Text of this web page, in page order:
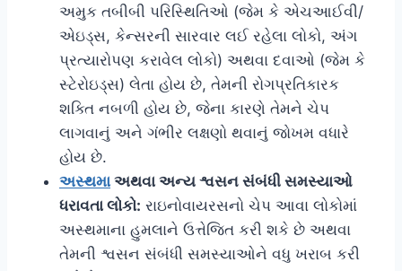
અમુક તબીબી પરિસ્થિતિઓ (જેમ કે એચઆઈવી/
એઇડ્સ, કેન્સરની સારવાર લઈ રહેલા લોકો, અંગ
પ્રત્યારોપણ કરાવેલ લોકો) અથવા દવાઓ (જેમ કે
સ્ટેરોઇડ્સ) લેતા હોય છે, તેમની રોગપ્રતિકારક
શક્તિ નબળી હોય છે, જેના કારણે તેમને ચેપ
લાગવાનું અને ગંભીર લક્ષણો થવાનું જોખમ વધારે
હોય છે.
અસ્થમાઅથવા અન્ય શ્વસન સંબંધી સમસ્યાઓ
ધરાવતા લોકો: રાઇનોવાયરસનો ચેપ આવા લોકોમાં
અસ્થમાના હુમલાને ઉત્તેજિત કરી શકે છે અથવા
તેમની શ્વસન સંબંધી સમસ્યાઓને વધુ ખરાબ કરી